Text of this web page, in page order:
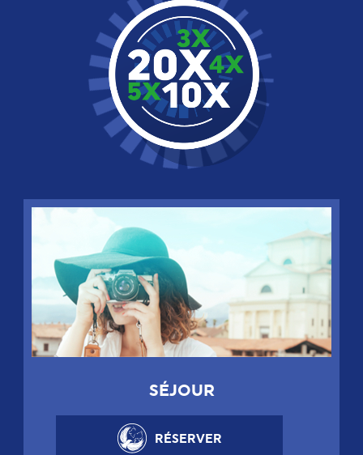
SÉJOUR
RÉSERVER